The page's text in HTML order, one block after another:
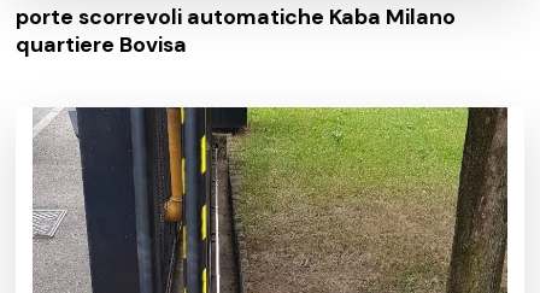
porte scorrevoli automatiche Kaba Milano
quartiere Bovisa